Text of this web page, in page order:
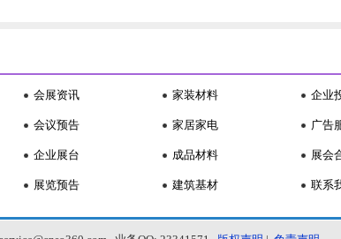
会展资讯
会议预告
企业展台
展览预告
家装材料
家居家电
成品材料
建筑基材
企业
广告
展会
联系